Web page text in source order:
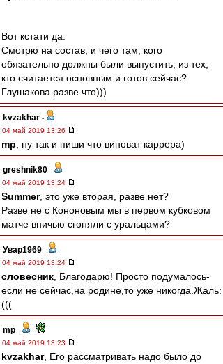
Вот кстати да.
Смотрю на состав, и чего там, кого
обязательно должны были выпустить, из тех,
кто считается основным и готов сейчас?
Глушакова разве что)))
kvzakhar -
04 май 2019 13:26
mp , ну так и пиши что виноват каррера)
greshnik80 -
04 май 2019 13:24
Summer, это уже вторая, разве нет?
Разве не с Кононовым мы в первом кубковом
матче вничью сгоняли с уральцами?
Увар1969 -
04 май 2019 13:24
словесник , Благодарю! Просто подумалось-
если не сейчас,на родине,то уже никогда.Жаль:
(((
mp -
04 май 2019 13:23
kvzakhar, Его рассматривать надо было до